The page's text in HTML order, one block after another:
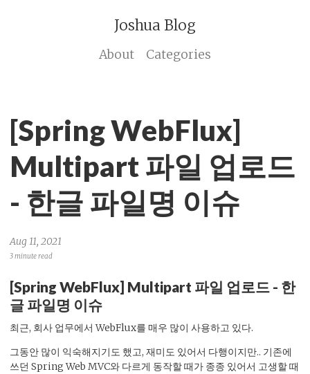
Joshua Blog
About Categories
[Spring WebFlux]
Multipart 파일 업로드
- 한글 파일명 이슈
Aug 11, 2021
3 minute read
[Spring WebFlux] Multipart 파일 업로드 - 한
글 파일명 이슈
최근, 회사 업무에서 WebFlux를 매우 많이 사용하고 있다.
그동안 많이 익숙해지기도 했고, 재미도 있어서 다행이지만.. 기존에
쓰던 Spring Web MVC와 다르게 동작할 때가 종종 있어서 고생할 때